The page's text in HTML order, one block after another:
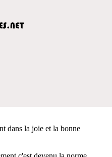
dans la joie et la bonne